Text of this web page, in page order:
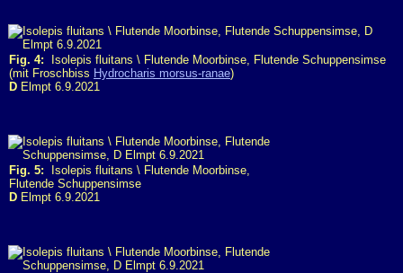
Fig. 4: Isolepis fluitans \ Flutende Moorbinse, Flutende Schuppensimse
(mit Froschbiss Hydrocharis morsus-ranae)
D Elmpt 6.9.2021
Fig. 5: Isolepis fluitans \ Flutende Moorbinse,
Flutende Schuppensimse
D Elmpt 6.9.2021